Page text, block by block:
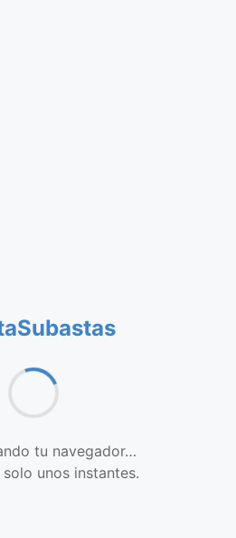
tu navegador…
unos instantes.